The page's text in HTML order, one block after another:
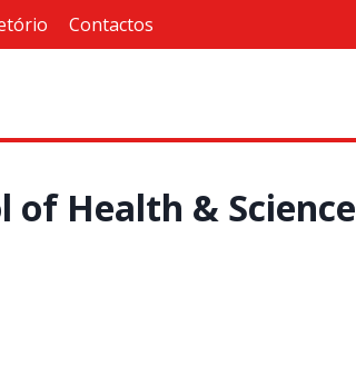
Contactos
of Health & Science